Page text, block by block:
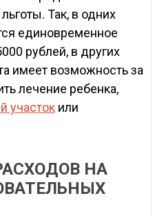
Так, в одних
единовременное
рублей, в других
имеет возможность за
лечение ребенка,
участокили
НА